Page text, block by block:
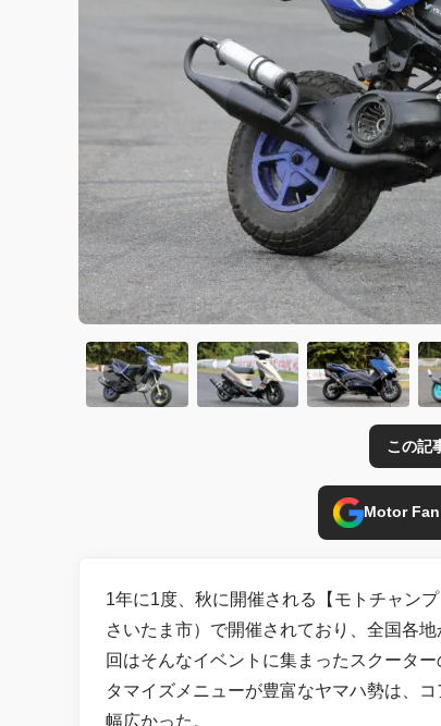
この記
Motor Fan
1年に1度、秋に開催される【モトチャン
さいたま市）で開催されており、全国各
回はそんなイベントに集まったスクータ
タマイズメニューが豊富なヤマハ勢は、
幅広かった。